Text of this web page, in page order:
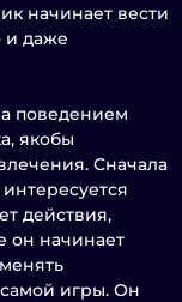
начинает вести
и даже
поведением
якобы
Сначала
действия,
он начинает
самой игры. Он